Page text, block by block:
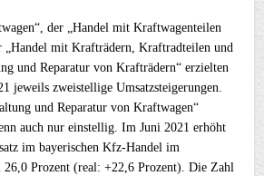
der „Handel mit Kraftwagenteilen
„Handel mit Krafträdern, Kraftradteilen und
und Reparatur von Krafträdern“ erzielten
jeweils zweistellige Umsatzsteigerungen.
und Reparatur von Kraftwagen“
auch nur einstellig. Im Juni 2021 erhöht
im bayerischen Kfz-Handel im
26,0 Prozent (real: +22,6 Prozent). Die Zahl